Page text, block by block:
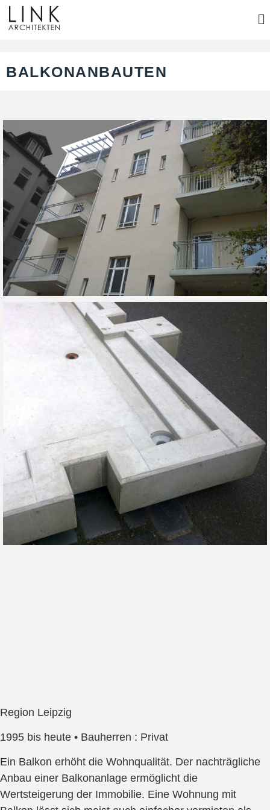
BALKONANBAUTEN
Region Leipzig
1995 bis heute • Bauherren : Privat
Ein Balkon erhöht die Wohnqualität. Der nachträgliche
Anbau einer Balkonanlage ermöglicht die
Wertsteigerung der Immobilie. Eine Wohnung mit